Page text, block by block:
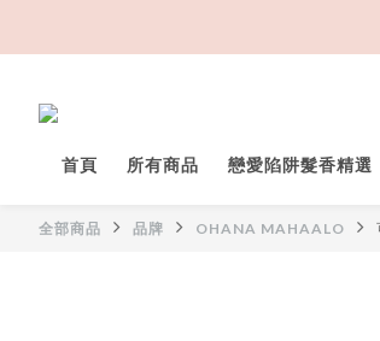
首頁 所有商品 戀愛陷阱髮香精選
全部商品 品牌 OHANA MAHAALO